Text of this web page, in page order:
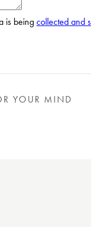
is beingcollected and
YOUR MIND